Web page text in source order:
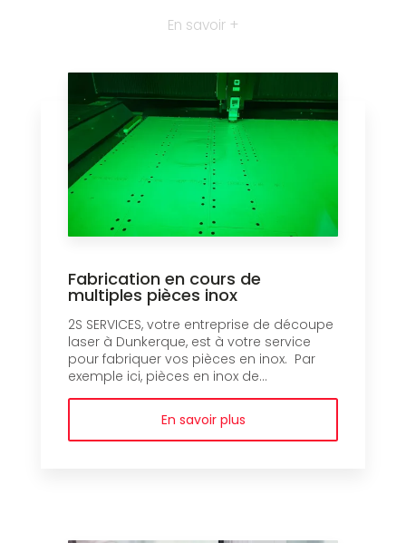
En savoir +
Fabrication en cours de
multiples pièces inox
2S SERVICES, votre entreprise de découpe
laser à Dunkerque, est à votre service
pour fabriquer vos pièces en inox. Par
exemple ici, pièces en inox de...
En savoir plus